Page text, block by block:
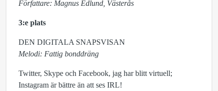
Författare: Magnus Edlund, Västerås
3:e plats
DEN DIGITALA SNAPSVISAN
Melodi: Fattig bonddräng
Twitter, Skype och Facebook, jag har blitt virtuell;
Instagram är bättre än att ses IRL!